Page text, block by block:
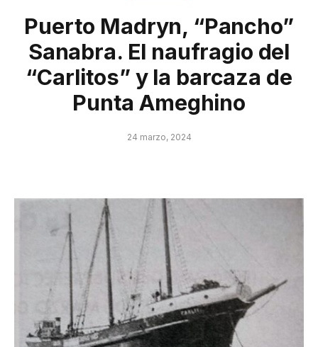
Puerto Madryn, “Pancho”
Sanabra. El naufragio del
“Carlitos” y la barcaza de
Punta Ameghino
24 marzo, 2024